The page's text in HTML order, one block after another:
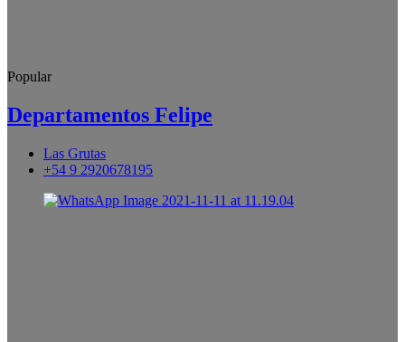
Popular
Departamentos Felipe
Las Grutas
+54 9 2920678195